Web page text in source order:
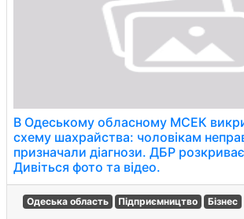
В Одеському обласному МСЕК
схему шахрайства: чоловікам
призначали діагнози. ДБР
Дивіться фото та відео.
Одеська область Підприємництво Бізнес